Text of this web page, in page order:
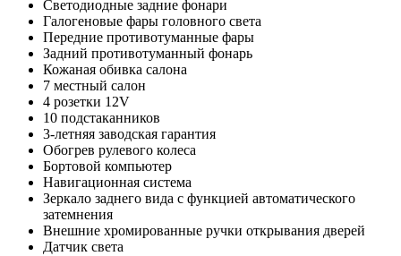
Светодиодные задние фонари
Галогеновые фары головного света
Передние противотуманные фары
Задний противотуманный фонарь
Кожаная обивка салона
7 местный салон
4 розетки 12V
10 подстаканников
3-летняя заводская гарантия
Обогрев рулевого колеса
Бортовой компьютер
Навигационная система
Зеркало заднего вида с функцией автоматического
затемнения
Внешние хромированные ручки открывания дверей
Датчик света